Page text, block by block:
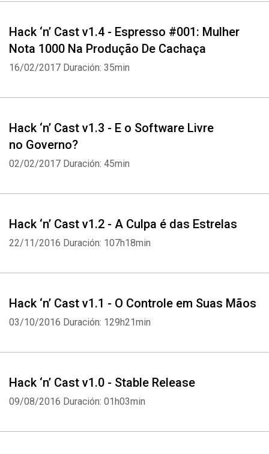
Hack ‘n’ Cast v1.4 - Espresso #001: Mulher
Nota 1000 Na Produção De Cachaça
16/02/2017 Duración: 35min
Hack ‘n’ Cast v1.3 - E o Software Livre
no Governo?
02/02/2017 Duración: 45min
Hack ‘n’ Cast v1.2 - A Culpa é das Estrelas
22/11/2016 Duración: 107h18min
Hack ‘n’ Cast v1.1 - O Controle em Suas Mãos
03/10/2016 Duración: 129h21min
Hack ‘n’ Cast v1.0 - Stable Release
09/08/2016 Duración: 01h03min